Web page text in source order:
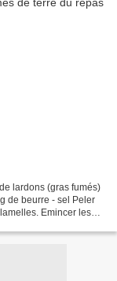
lardons (gras fumés)
de beurre - sel Peler
Emincer les